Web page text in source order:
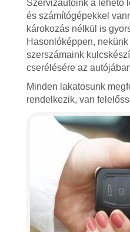
Szervizautóink a lehető
és számítógépekkel
károkozás nélkül is
Hasonlóképpen,
szerszámaink
cserélésére az
Minden lakatosunk
rendelkezik, van